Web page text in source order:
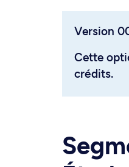
Version
Cette
crédits.